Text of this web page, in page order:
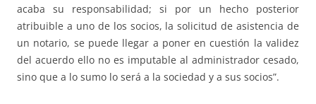
acaba su responsabilidad; si por un hecho posterior
atribuible a uno de los socios, la solicitud de asistencia de
un notario, se puede llegar a poner en cuestión la validez
del acuerdo ello no es imputable al administrador cesado,
sino que a lo sumo lo será a la sociedad y a sus socios”.